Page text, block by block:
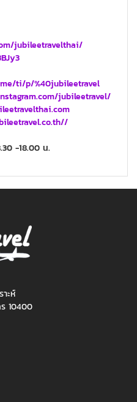
jubileetravelthai/
ti/p/%40jubileetravel
jubileetravel/
-18.00 น.
ะห์
10400